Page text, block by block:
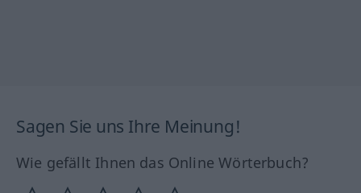
Sagen Sie uns Ihre Meinung!
Wie gefällt Ihnen das Online Wörterbuch?